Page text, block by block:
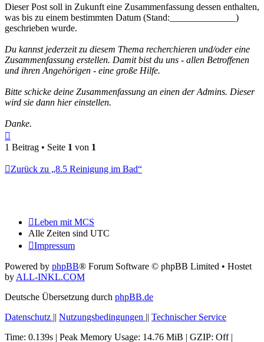
Dieser Post soll in Zukunft eine Zusammenfassung dessen enthalten,
was bis zu einem bestimmten Datum (Stand:______________)
geschrieben wurde.
Du kannst jederzeit zu diesem Thema recherchieren und/oder eine
Zusammenfassung erstellen. Damit bist du uns - allen Betroffenen
und ihren Angehörigen - eine große Hilfe.
Bitte schicke deine Zusammenfassung an einen der Admins. Dieser
wird sie dann hier einstellen.
Danke.
oben
1 Beitrag • Seite 1 von 1
Zurück zu „8.5 Reinigung im Bad“
Leben mit MCS
Alle Zeiten sind UTC
Impressum
Powered by phpBB® Forum Software © phpBB Limited • Hostet
by ALL-INKL.COM
Deutsche Übersetzung durch phpBB.de
Datenschutz || Nutzungsbedingungen || Technischer Service
Time: 0.139s | Peak Memory Usage: 14.76 MiB | GZIP: Off |